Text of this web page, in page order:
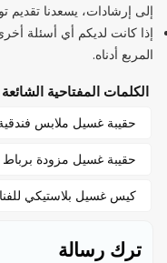
إلى إرشادات، يسعدنا تقديم
إذا كانت لديكم أي أسئلة
المربع أدناه.
الكلمات المفتاحية
حقيبة غسيل ملابس
حقيبة غسيل مزودة برباط
كيس غسيل بلاستيكي
ترك رسالة